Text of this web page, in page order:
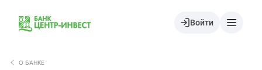
Войти
О БАНКЕ